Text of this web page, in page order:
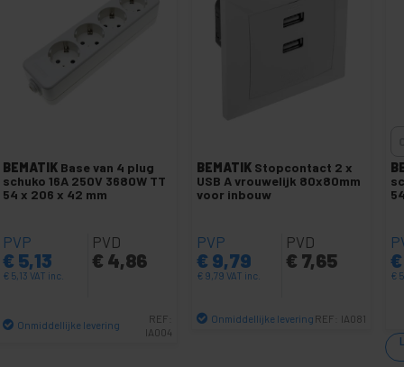
BEMATIK Base van 4 plug
schuko 16A 250V 3680W TT
54 x 206 x 42 mm
PVP
€ 5,13
€ 5,13 VAT inc.
PVD
€ 4,86
Onmiddellijke levering
REF:
IA004
BEMATIK Stopcontact 2 x
USB A vrouwelijk 80x80mm
voor inbouw
PVP
€ 9,79
€ 9,79 VAT inc.
PVD
€ 7,65
Onmiddellijke levering REF: IA081
€
€